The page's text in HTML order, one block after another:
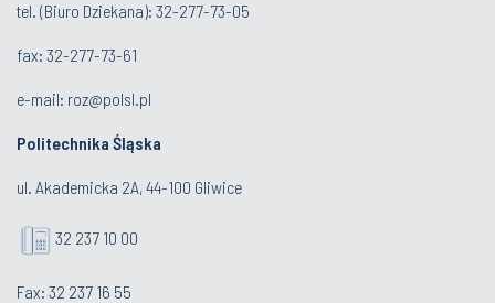
tel. (Biuro Dziekana): 32-277-73-05
fax: 32-277-73-61
e-mail: roz@polsl.pl
Politechnika Śląska
ul. Akademicka 2A, 44-100 Gliwice
32 237 10 00
Fax: 32 237 16 55